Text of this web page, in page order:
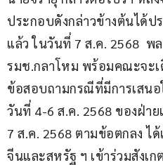
ประกอบดังกล่าวข้างต้นได้
แล้ว ในวันที่ 7 ส.ค. 2568
รมช.กลาโหม พร้อมคณะจะ
ข้อสอบถามกรณีที่มีการเสน
วันที่ 4-6 ส.ค. 2568 ของฝ่า
7 ส.ค. 2568 ตามข้อตกลง ไ
จีนและสหรัฐ ฯ เข้าร่วมสังเ